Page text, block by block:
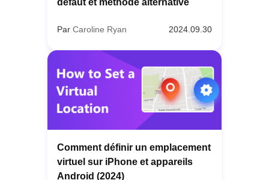
défaut et méthode alternative
Par Caroline Ryan 2024.09.30
Comment définir un emplacement
virtuel sur iPhone et appareils
Android (2024)